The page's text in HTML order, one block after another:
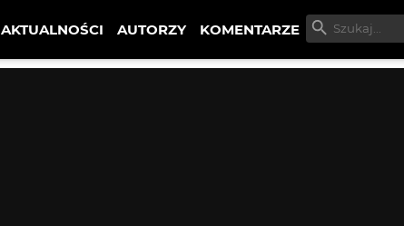
AKTUALNOŚCI AUTORZY KOMENTARZE